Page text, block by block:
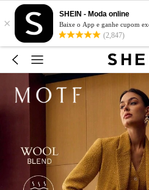
×
SHEIN - Moda online
Baixe o App e ganhe cupom
(2,847)